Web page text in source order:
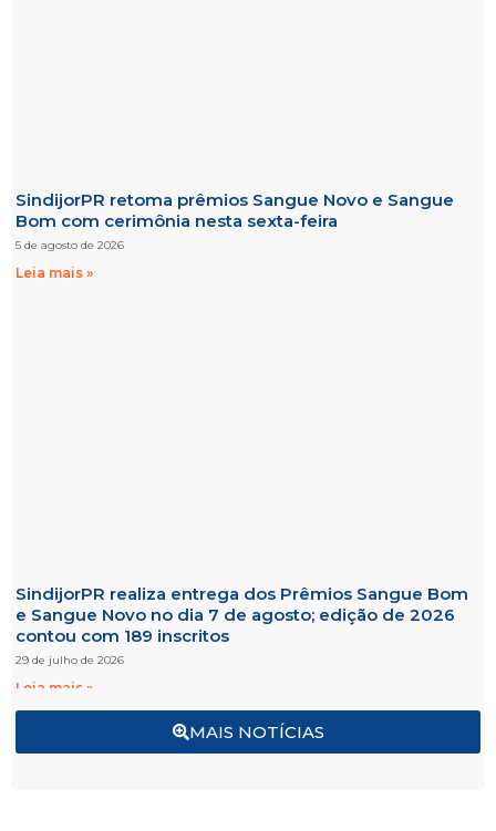
MAIS NOTÍCIAS
SindijorPR retoma prêmios Sangue Novo e Sangue
Bom com cerimônia nesta sexta-feira
5 de agosto de 2026
Leia mais »
SindijorPR realiza entrega dos Prêmios Sangue Bom
e Sangue Novo no dia 7 de agosto; edição de 2026
contou com 189 inscritos
29 de julho de 2026
Leia mais »